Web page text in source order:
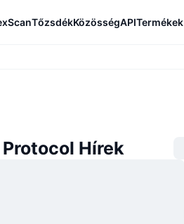
TőzsdékKözösségAPITermékek
Protocol Hírek